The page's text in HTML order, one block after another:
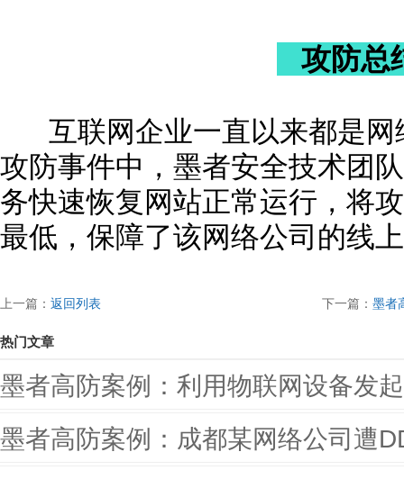
攻防
互联网企业一直以来都是网
攻防事件中，墨者安全技术团
务快速恢复网站正常运行，将
最低，保障了该网络公司的线
上一篇： 返回列表 下一篇： 墨者
热门文章
墨者高防案例：利用物联网设备发
墨者高防案例：成都某网络公司遭